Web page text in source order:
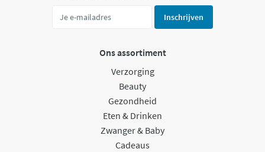
Inschrijven
Ons assortiment
Verzorging
Beauty
Gezondheid
Eten & Drinken
Zwanger & Baby
Cadeaus